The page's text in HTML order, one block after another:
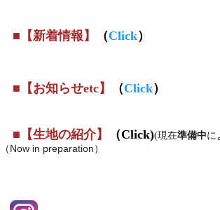
■ 【新着情報 】 （Click）
■ 【お知らせetc】 （Click）
■ 【生地の紹介】 （Click)(現在準備中に
（ Now in preparation）